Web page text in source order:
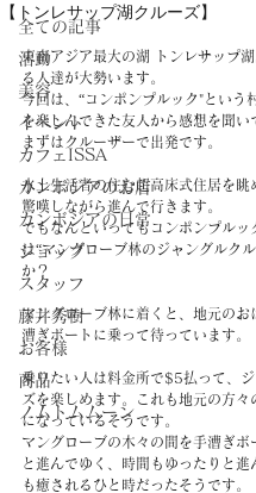
全ての記事
活動
美容
イベント
カフェISSA
カンボジアのお店
カンボジアの日常
ショップ
スタッフ
藤井秀樹
お客様
商品
ノムトムムーン
【トンレサップ湖クルーズ】
東南アジア最大の湖 トンレサップ
る人達が大勢います。
今回は、“コンポンプルック"という
を楽しんできた友人から感想を聞い
まずはクルーザーで出発です。
水上生活者の住む超高床式住居を眺
驚嘆しながら進んで行きます。
でもなんといってもコンポンプルッ
は“マングローブ林のジャングルク
か？
マングローブ林に着くと、地元のお
漕ぎボートに乗って待っています。
乗りたい人は料金所で$5払って、
ズを楽しめます。これも地元の方々
になっているそうです。
マングローブの木々の間を手漕ぎボ
と進んでゆく、時間もゆったりと進
も癒されるひと時だったそうです。